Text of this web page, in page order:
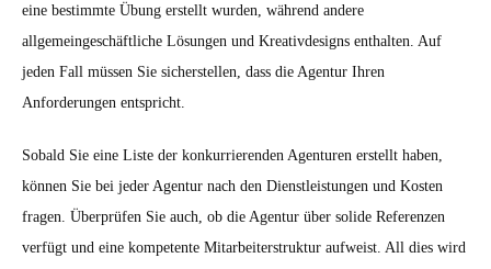
eine bestimmte Übung erstellt wurden, während andere
allgemeingeschäftliche Lösungen und Kreativdesigns enthalten. Auf
jeden Fall müssen Sie sicherstellen, dass die Agentur Ihren
Anforderungen entspricht.
Sobald Sie eine Liste der konkurrierenden Agenturen erstellt haben,
können Sie bei jeder Agentur nach den Dienstleistungen und Kosten
fragen. Überprüfen Sie auch, ob die Agentur über solide Referenzen
verfügt und eine kompetente Mitarbeiterstruktur aufweist. All dies wird